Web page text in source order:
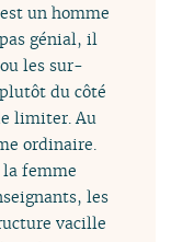
un homme
génial, il
les sur-
du côté
limiter. Au
ordinaire.
femme
les
vacille